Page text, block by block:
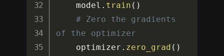
    model
. train ( )
# Zero the gradients
of the optimizer
    optimizer
. zero_grad ( )